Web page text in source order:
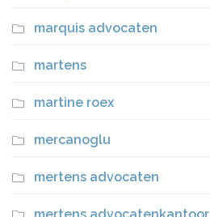
marquis advocaten
martens
martine roex
mercanoglu
mertens advocaten